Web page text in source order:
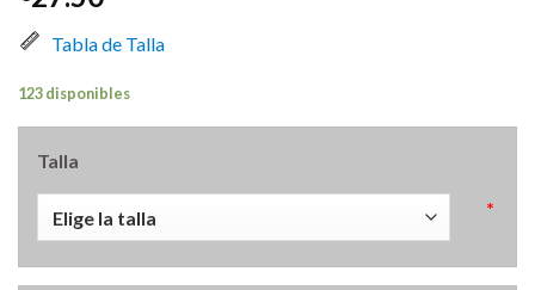
Tabla de Talla
123 disponibles
Talla
*